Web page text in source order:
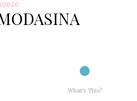
2020
What's This?